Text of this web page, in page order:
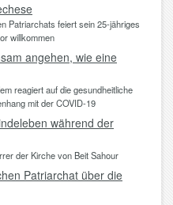
Patriarchats feiert sein 25-jähriges
willkommen
angehen, wie eine
reagiert auf die gesundheitliche
mit der COVID-19
während der
der Kirche von Beit Sahour
Patriarchat über die